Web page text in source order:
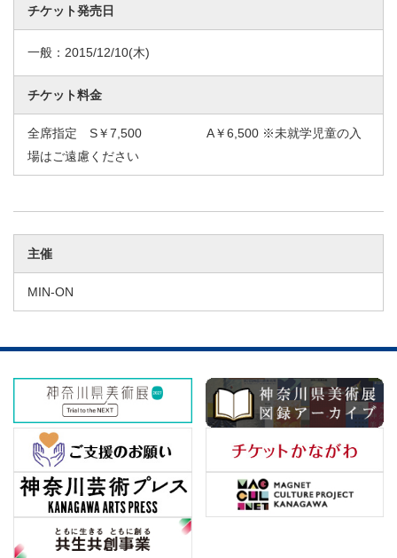
チケット発売日
一般： 2015/12/10(木)
チケット料金
全席指定 S￥7,500 A￥6,500 ※未就学児童の入
場はご遠慮ください
主催
MIN-ON